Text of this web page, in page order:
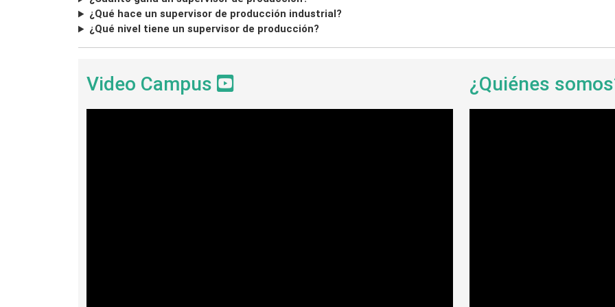
¿Qué hace un supervisor de producción industrial?
¿Qué nivel tiene un supervisor de producción?
Video Campus ¿Quiénes